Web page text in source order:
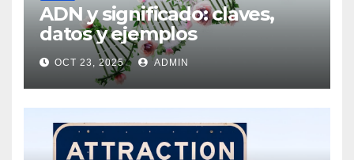
ADN y significado: claves,
datos y ejemplos
OCT 23, 2025 ADMIN